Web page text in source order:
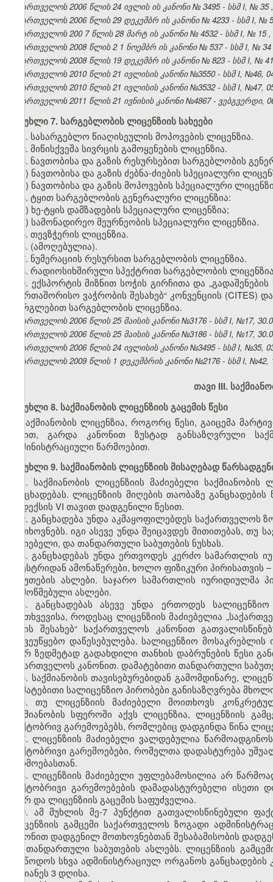
საქართველოს 2006 წლის 24 ივლის ის კანონი № 3495 - სსმ I, № 35
საქართველოს 2006 წლის 29 დეკემბრ ის კანონი № 4233 - სსმ I, №
საქართველოს 200 7 წლის 28 მარტ ის კანონი № 4532 - სსმ I, № 15 ,
საქართველოს 2008 წლის 2 1 ნოემბრ ის კანონი № 537 - სსმ I, № 34
საქართველოს 2008 წლის 19 დეკემბრ ის კანონი № 823 - სსმ I, № 41
საქართველოს 2010 წლის 21 ივლისის კანონი №3550 - სსმ I, №46,
საქართველოს 2010 წლის 21 ივლისის კანონი №3532 - სსმ I, №47,
საქართველოს 2011 წლის 21 ივნისის კანონი №4867 - ვებგვერდი,
მუხლი 7. სარგებლობის ლიცენზიის სახეები
1. სასარგებლო წიაღისეულის მოპოვების ლიცენზია.
2. მიწისქვეშა სივრცის გამოყენების ლიცენზია.
3. ნავთობისა და გაზის რესურსებით სარგებლობის
ა) ნავთობისა და გაზის ძებნა-ძიების სპეციალური
ბ) ნავთობისა და გაზის მოპოვების სპეციალური
4. ტყით სარგებლობის გენერალური ლიცენზია:
ა) ხე-ტყის დამზადების სპეციალური ლიცენზია;
ბ) სამონადირეო მეურნეობის სპეციალური ლიცენზია.
5. თევზჭერის ლიცენზია.
6. (ამოღებულია).
7. ნუმერაციის რესურსით სარგებლობის ლიცენზია.
8. რადიოსიხშირული სპექტრით სარგებლობის
9. ექსპორტის მიზნით სოჭის გირჩითა და
საერთაშორისო ვაჭრობის შესახებ“ კონვენციის
გორგლებით სარგებლობის ლიცენზია.
საქართველოს 2006 წლის 25 მაისის კანონი №3176 - სსმ I, №17,
საქართველოს 2006 წლის 25 მაისის კანონი №3186 - სსმ I, №17,
საქართველოს 2006 წლის 24 ივლისის კანონი №3495 - სსმ I, №35,
საქართველოს 2009 წლის 1 დეკემბრის კანონი №2176 - სსმ I, №42,
თავი III.
მუხლი 8. საქმიანობის ლიცენზიის გაცემის წესი
საქმიანობის ლიცენზია, როგორც წესი, გაიცემა
წესით, გარდა კანონით ზუსტად განსაზღვრული
ადმინისტრაციული წარმოებით.
მუხლი 9. საქმიანობის ლიცენზიის მისაღებად
1. საქმიანობის ლიცენზიის მაძიებელი
განცხადებას. ლიცენზიის მიღების თაობაზე
კოდექსის VI თავით დადგენილი წესით.
2. განცხადება უნდა აკმაყოფილებდეს საქართველოს
მოთხოვნებს. იგი ასევე უნდა შეიცავდეს მითითებას,
მაძიებელი, და თანდართული საბუთების ნუსხას.
3. განცხადებას უნდა ერთვოდეს კერძო სამართლის
რეესტრიდან ამონაწერები, ხოლო ფიზიკური
საბუთების ასლები. საჯარო სამართლის იურიდიულმა
დამოწმებული ასლები.
4.განცხადებას ასევე უნდა ერთოდეს
შემთხვევისა, როდესაც ლიცენზიის მაძიებელია
წესის შესახებ“ საქართველოს კანონით
საქვეუწყებო დაწესებულება. სალიცენზიო
მიერ ზედმეტად გადახდილი თანხის დაბრუნების წესი
საქართველოს კანონით. დამატებითი თანდართული
5. საქმიანობის თავისებურებიდან გამომდინარე,
დამატებითი სალიცენზიო პირობები განისაზღვრება
6. თუ ლიცენზიის მაძიებელი მოითხოვს
საქმიანობის სფეროში აქვს ლიცენზია, ლიცენზიის
ფაქტობრივ გარემოებებს, რომლებიც დადგინდა წინა
7. ლიცენზიის მაძიებელი ვალდებულია
ფაქტობრივი გარემოებები, რომელთა დადასტურება
წარმოებასთან.
8. ლიცენზიის მაძიებელი უფლებამოსილია არ
ფაქტობრივი გარემოებების დამადასტურებელი ისეთი
მიერ და ლიცენზიის გაცემის საფუძველია.
9. ამ მუხლის მე-7 პუნქტით გათვალისწინებული
ლიცენზიის გამცემი საქართველოს ზოგადი
კანონით დადგენილ მოთხოვნებთან შესაბამისობის
და თანდართული საბუთების ასლებს. ლიცენზიის
მიაწოდოს სხვა ადმინისტრაციულ ორგანოს
უგვიანეს 3 დღისა.